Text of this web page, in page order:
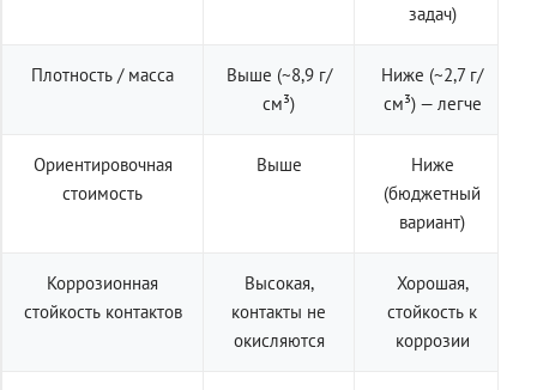
задач)
Плотность / масса
Выше (~8,9 г/
см³)
Ниже (~2,7 г/
см³) — легче
Ориентировочная
стоимость
Выше
Ниже
(бюджетный
вариант)
Коррозионная
стойкость контактов
Высокая,
контакты не
окисляются
Хорошая,
стойкость к
коррозии